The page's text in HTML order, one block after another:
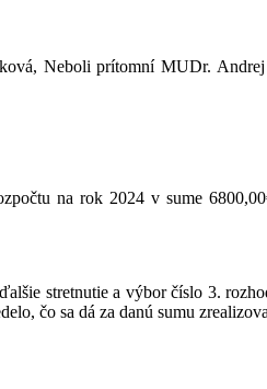
Neboli prítomní MUDr.
na rok 2024 v sume
stretnutie a výbor číslo 3.
čo sa dá za danú sumu